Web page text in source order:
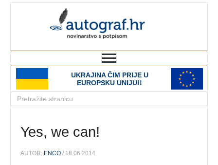
UKRAJINA ČIM PRIJE U
EUROPSKU UNIJU!!
Yes, we can!
AUTOR: ENCO / 18.06.2014.